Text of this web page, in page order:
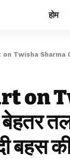
होम
Sharma Case:
on
बहस